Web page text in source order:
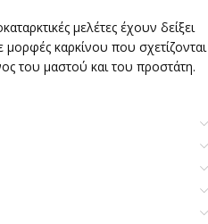
μελέτες έχουν δείξει
μορφές καρκίνου που σχετίζονται
του μαστού και του προστάτη.